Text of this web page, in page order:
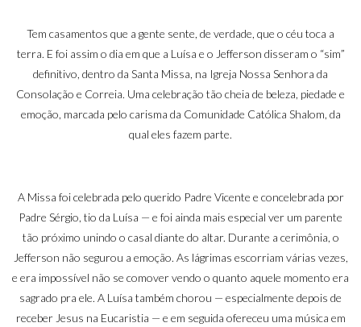
Tem casamentos que a gente sente, de verdade, que o céu toca a
terra. E foi assim o dia em que a Luísa e o Jefferson disseram o “sim”
definitivo, dentro da Santa Missa, na Igreja Nossa Senhora da
Consolação e Correia. Uma celebração tão cheia de beleza, piedade e
emoção, marcada pelo carisma da Comunidade Católica Shalom, da
qual eles fazem parte.
A Missa foi celebrada pelo querido Padre Vicente e concelebrada por
Padre Sérgio, tio da Luísa — e foi ainda mais especial ver um parente
tão próximo unindo o casal diante do altar. Durante a cerimônia, o
Jefferson não segurou a emoção. As lágrimas escorriam várias vezes,
e era impossível não se comover vendo o quanto aquele momento era
sagrado pra ele. A Luísa também chorou — especialmente depois de
receber Jesus na Eucaristia — e em seguida ofereceu uma música em